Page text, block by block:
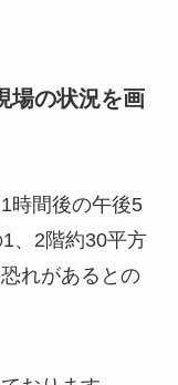
場の状況を画
時間後の午後5
、2階約30平方
れがあるとの